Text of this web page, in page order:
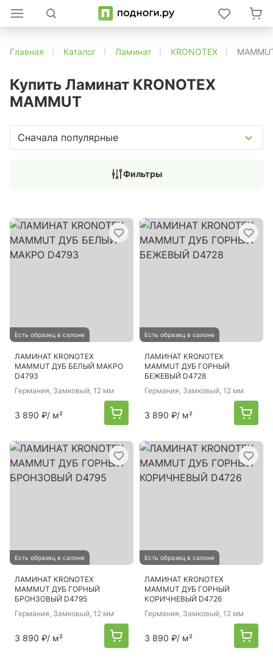
Главная Каталог Ламинат KRONOTEX
Купить Ламинат KRONOTEX
MAMMUT
Сначала популярные
Фильтры
Есть образец в салоне
ЛАМИНАТ KRONOTEX
MAMMUT ДУБ БЕЛЫЙ МАКРО
D4793
Германия, Замковый, 12 мм
3 890 ₽/ м²
Есть образец в салоне
ЛАМИНАТ KRONOTEX
MAMMUT ДУБ ГОРНЫЙ
БЕЖЕВЫЙ D4728
Германия, Замковый, 12 мм
3 890 ₽/ м²
Есть образец в салоне
ЛАМИНАТ KRONOTEX
MAMMUT ДУБ ГОРНЫЙ
БРОНЗОВЫЙ D4795
Германия, Замковый, 12 мм
3 890 ₽/ м²
Есть образец в салоне
ЛАМИНАТ KRONOTEX
MAMMUT ДУБ ГОРНЫЙ
КОРИЧНЕВЫЙ D4726
Германия, Замковый, 12 мм
3 890 ₽/ м²